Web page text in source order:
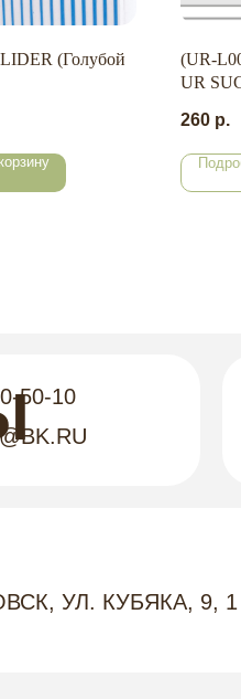
(Голубой
(UR-
UR
260 р.
50-10
УЛ. КУБЯКА, 9, 1